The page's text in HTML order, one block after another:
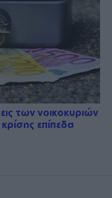
των νοικοκυριών
επίπεδα